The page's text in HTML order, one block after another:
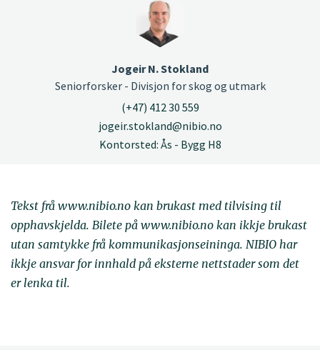
Jogeir N. Stokland
Seniorforsker - Divisjon for skog og utmark
(+47) 412 30 559
jogeir.stokland@nibio.no
Kontorsted: Ås - Bygg H8
Tekst frå www.nibio.no kan brukast med tilvising til
opphavskjelda. Bilete på www.nibio.no kan ikkje brukast
utan samtykke frå kommunikasjonseininga. NIBIO har
ikkje ansvar for innhald på eksterne nettstader som det
er lenka til.